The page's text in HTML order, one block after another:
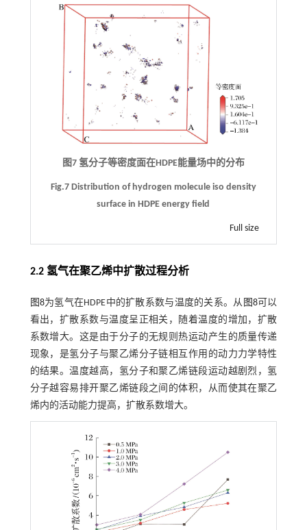
图7 氢分子等密度面在HDPE能量场中的分布
Fig.7 Distribution of hydrogen molecule iso density
surface in HDPE energy field
Full size
2.2 氢气在聚乙烯中扩散过程分析
图8为氢气在HDPE中的扩散系数与温度的关系。从 图8可以
看出，扩散系数与温度呈正相关，随着温度的增加，扩散
系数增大。这是由于分子的无规则热运动产生的质量传递
现象，是氢分子与聚乙烯分子链相互作用的动力力学特性
的结果。温度越高，氢分子和聚乙烯链段运动越剧烈，氢
分子越容易排开聚乙烯链段之间的体积，从而使其在聚乙
烯内的活动能力提高，扩散系数增大。